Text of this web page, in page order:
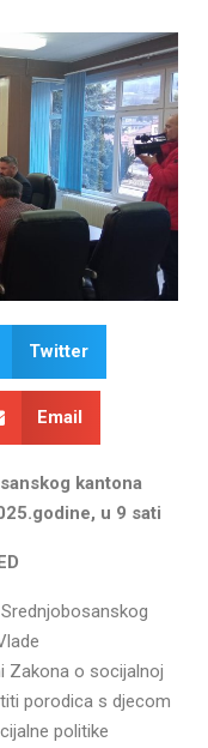
Twitter
Email
kantona
u 9 sati
Zakona o socijalnoj
porodica s djecom
politike